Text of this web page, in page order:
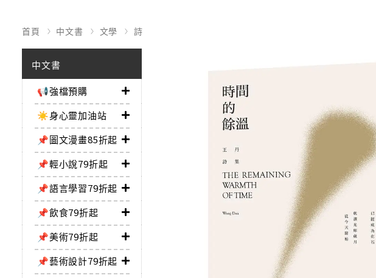
首頁 中文書 文學 詩
中文書
📢強檔預購
☀️身心靈加油站
📌圖文漫畫85折起
📌輕小說79折起
📌語言學習79折起
📌飲食79折起
📌美術79折起
📌藝術設計79折起